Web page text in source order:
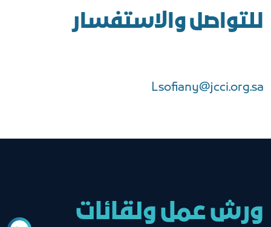
للتواصل والاستفسار
Lsofiany@jcci.org.sa
ورش عمل ولقائات